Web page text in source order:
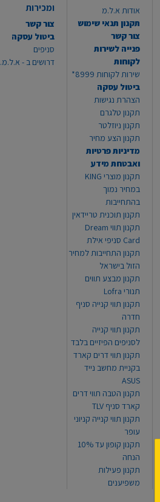
אודות א.ל.מ
תקנון תנאי שימוש
צור קשר
פנייה לשירות
לקוחות
שירות לקוחות 8999*
ביטול עסקה
הצהרת נגישות
תקנון טלגרם
תקנון ניוזלטר
תקנון הצע מחיר
מדיניות פרטיות
ואבטחת מידע
תקנון מוצרי KING
במחיר נמוך
בהתחייבות
תקנון תוכנית טריידאין
תקנון תווי Dream
Card סניפי אילת
תקנון התחייבות למחיר
הזול בישראל
תקנון מבצע תווים
תנורי Lofra
תקנון תווי קנייה סניף
חדרה
תקנון תווי קנייה
לסניפים הפיזיים בלבד
תקנון תווי דרים קארד
בקניית מחשב נייד
ASUS
תקנון הטבה תווי דרים
קארד סניף TLV
תקנון תווי קנייה קניוני
עופר
תקנון קופון עד 10%
הנחה
תקנון פעילות
משפיענים
ומכירות
צור קשר
ביטול עסקה
סניפים
דרושים ב - א.ל.מ.